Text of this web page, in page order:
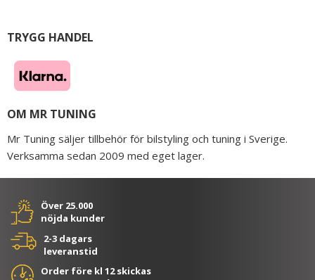
TRYGG HANDEL
OM MR TUNING
Mr Tuning säljer tillbehör för bilstyling och tuning i Sverige.
Verksamma sedan 2009 med eget lager.
Över 25.000
nöjda kunder
2-3 dagars
leveranstid
Order före kl 12 skickas